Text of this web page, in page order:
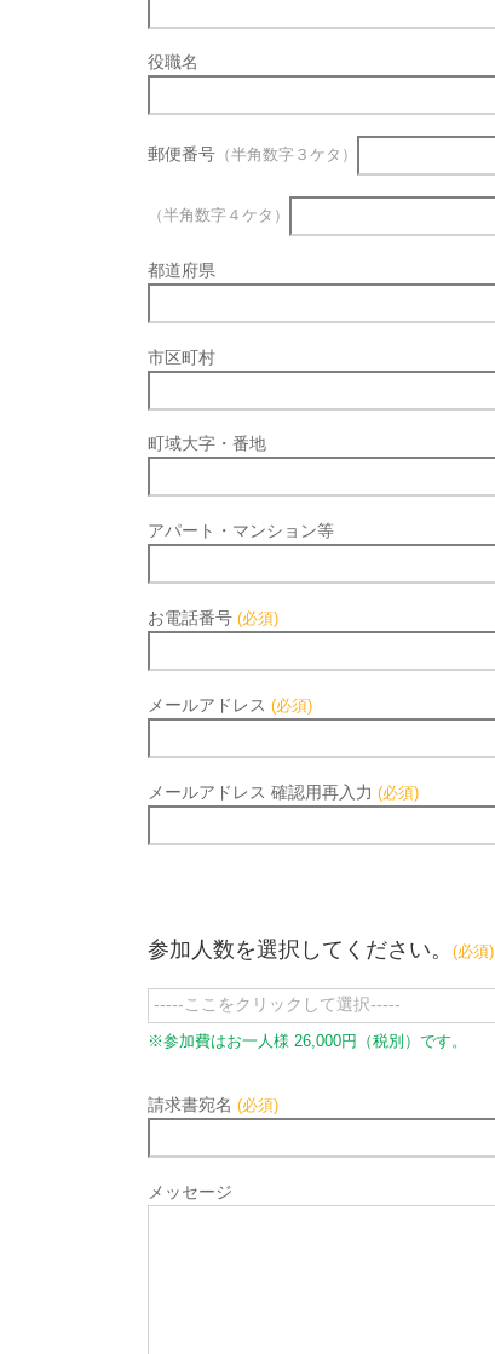
役職名
郵便番号 （半角数字３ケタ）
（半角数字４ケタ）
都道府県
市区町村
町域大字・番地
アパート・マンション等
お電話番号 (必須)
メールアドレス (必須)
メールアドレス 確認用再入力 (必須)
参加人数を選択してください。 (必須)
※参加費はお一人様 26,000円（税別）です。
請求書宛名 (必須)
メッセージ